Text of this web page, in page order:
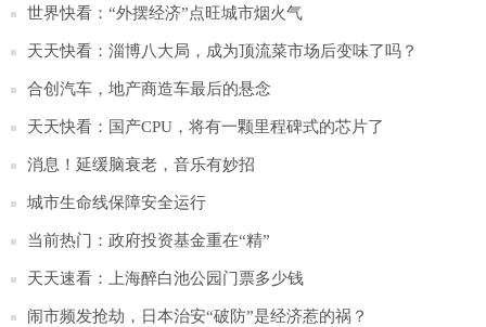
施；美股三大指数涨跌不一，特斯拉涨近5%
世界快看：“外摆经济”点旺城市烟火气
天天快看：淄博八大局，成为顶流菜市场后变味了吗？
合创汽车，地产商造车最后的悬念
天天快看：国产CPU，将有一颗里程碑式的芯片了
消息！延缓脑衰老，音乐有妙招
城市生命线保障安全运行
当前热门：政府投资基金重在“精”
天天速看：上海醉白池公园门票多少钱
闹市频发抢劫，日本治安“破防”是经济惹的祸？